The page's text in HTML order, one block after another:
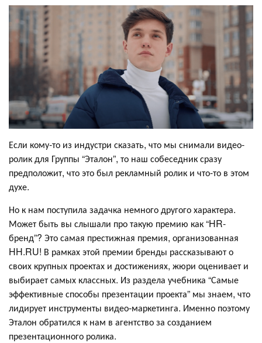
Если кому-то из индустри сказать, что мы снимали видео-
ролик для Группы “Эталон”, то наш собеседник сразу
предположит, что это был рекламный ролик и что-то в этом
духе.
Но к нам поступила задачка немного другого характера.
Может быть вы слышали про такую премию как “HR-
бренд”? Это самая престижная премия, организованная
HH.RU! В рамках этой премии бренды рассказывают о
своих крупных проектах и достижениях, жюри оценивает и
выбирает самых классных. Из раздела учебника “Самые
эффективные способы презентации проекта” мы знаем, что
лидирует инструменты видео-маркетинга. Именно поэтому
Эталон обратился к нам в агентство за созданием
презентационного ролика.